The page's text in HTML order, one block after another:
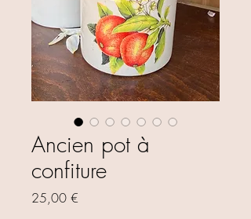
Ancien pot à
confiture
25,00 €